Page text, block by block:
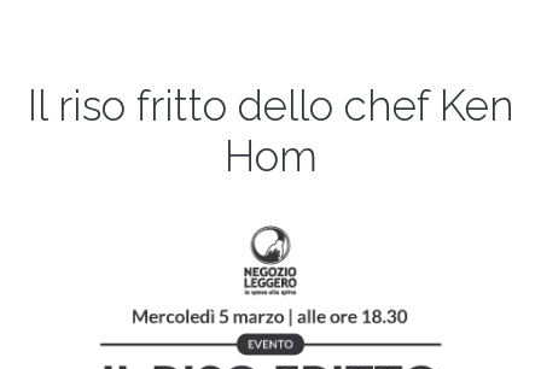
Il riso fritto dello chef Ken
Hom